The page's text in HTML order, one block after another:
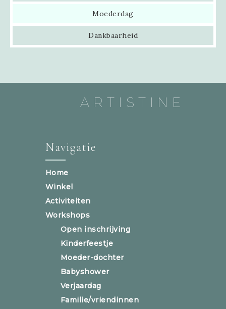
Moederdag
Dankbaarheid
ARTISTINE
Navigatie
Home
Winkel
Activiteiten
Workshops
Open inschrijving
Kinderfeestje
Moeder-dochter
Babyshower
Verjaardag
Familie/vriendinnen